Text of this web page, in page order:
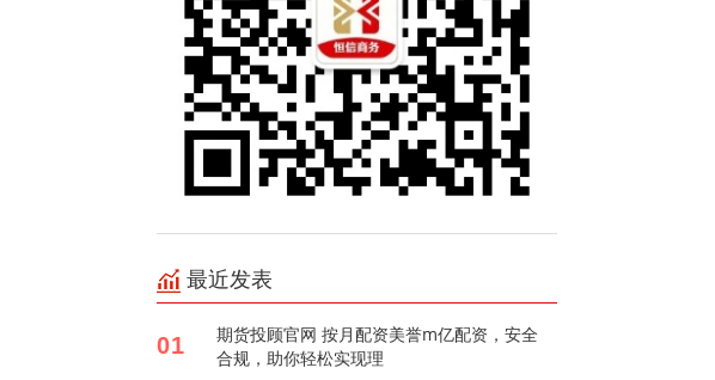
最近发表
01
期货投顾官网 按月配资美誉m亿配资，安全
合规，助你轻松实现理